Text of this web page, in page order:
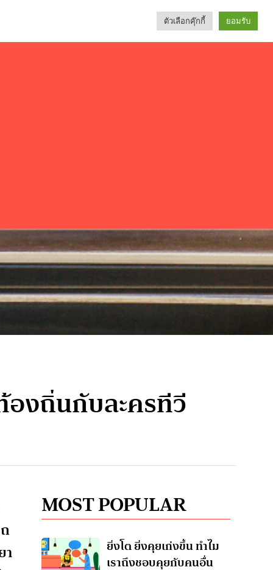
Categories
องถิ่นกับละครทีวี
MOST POPULAR
ยิ่งโต ยิ่งคุยเก่งขึ้น ทำไม
เราถึงชอบคุยกับคนอื่น
ตัวเลือกคุ๊กกี้ ยอมรับ